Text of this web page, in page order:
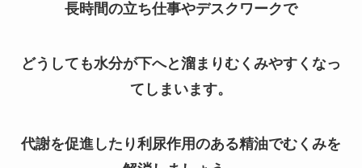
長時間の立ち仕事やデスクワークで
どうしても水分が下へと溜まりむくみやすくなっ
てしまいます。
代謝を促進したり利尿作用のある精油でむくみを